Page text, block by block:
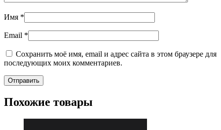
Имя *
Email *
Сохранить моё имя, email и адрес сайта в этом браузере для
последующих моих комментариев.
Похожие товары